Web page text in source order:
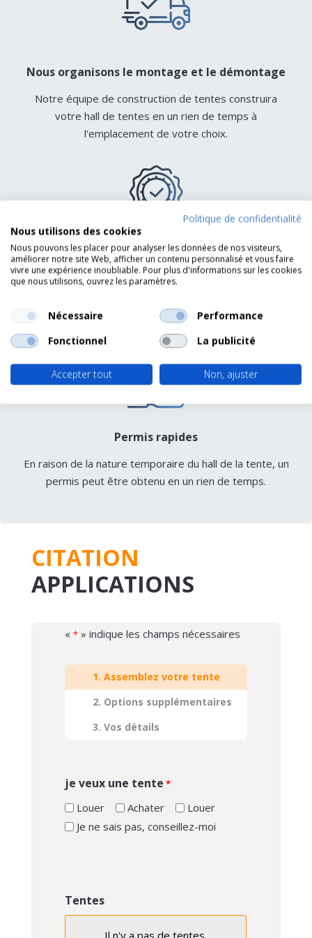
Nous organisons le montage et le démontage
Notre équipe de construction de tentes construira
votre hall de tentes en un rien de temps à
l'emplacement de votre choix.
Certifié SCC (VCA)* et ISO-9001
Notre personnel qualifié travaille en toute sécurité avec
des processus de travail clairs.
Permis rapides
En raison de la nature temporaire du hall de la tente, un
permis peut être obtenu en un rien de temps.
CITATION
APPLICATIONS
« * » indique les champs nécessaires
1. Assemblez votre tente
2. Options supplémentaires
3. Vos détails
je veux une tente *
Louer Achater
Louer
Je ne sais pas, conseillez-moi
Tentes
Il n'y a pas de tentes.
Politique de confidentialité
Nous utilisons des cookies
Nous pouvons les placer pour analyser les données de nos visiteurs,
améliorer notre site Web, afficher un contenu personnalisé et vous faire
vivre une expérience inoubliable. Pour plus d'informations sur les cookies
que nous utilisons, ouvrez les paramètres.
Nécessaire
Performance
Fonctionnel
La publicité
Accepter tout Non, ajuster